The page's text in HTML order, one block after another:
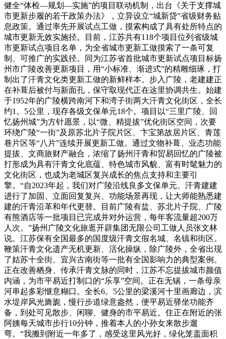
健全“体检—规划—实施”的项目联动机制，出台《关于支撑城
市更新步履的若干政策办法》，立异设立“城新贷”省级财务贴
息政策。通过率先开展试点工做，摸索构成了具有处所特点的
城市更新无效实施径。目前，江苏共有118个项目位列省级城
市更新试点项目名单，为全省城市更新工做摸索了一条可复
制、可推广的实践径。同为江苏省首批城市更新试点项目标扬
州市广陵改善更新项目，用“小标准、渐进式”的精雕细琢，打
制出了汗青文化类更新工做的新鲜样本。步入广陵，老建建正
在补葺后被付与新面孔，保守取现代正在这里协调共生。始建
于1952年的广陵横跨南河下和湾子街两大汗青文化街区，全长
约1。5公里，现存各级文保单元18个。项目以“三里广陵、回
忆扬州城”为方针愿景，以“微、精提拔”优化街区空间，次要
环绕广陵“一街”及原苏北片子院片区、卞宝第故居片区、青莲
巷片区等“八片”连续开展更新工做。通过文物补葺、业态功能
提拔、文商旅财产融合，浓缩了扬州汗青和贸易回忆的广陵被
打形成为具有汗青文化底蕴、特色城市风貌、富有时髦魅力的
文化街区，也成为老城区复兴成长的焦点支持和主要引
擎。“自2023年起，我们对广陵沿线良多文保单元、汗青建建
进行了加固、立面回复复兴、功能场景再现，让大师能熟悉建
建的汗青沿革和年代更替。目前广陵有盐、苏北片子院、广陵
有熊酒店等一批项目已完成并对外运营，每年客流量超200万
人次。”扬州广陵文化旅逛开辟集团无限公司工做人员张文林
说。江苏保有全国最多的国度级汗青文假名城、名镇和街区。
鞭策汗青文化遗产无机更新、活化操纵，除广陵外，全省出现
了姑苏十全街、宜兴古南街等一批有全国影响力的典型案例。
正在改善栖身、传承汗青文脉的同时，江苏不忘提拔城市颜值
内涵，为市平易近打制口的“乐享”空间。正在无锡，一条母亲
河串起多彩惬意糊口。全长6。5公里的梁溪河十里画廊边，滨
水堤岸风光旖旎，慢行步道绿意盎然，便平易近驿坐功能齐
备，到处可见散步、闲聊、健身的市平易近。住正在附近的张
阿姨每天城市步行10分钟，推着本人的小孙女来散步遛
弯。“我搬到附近一年多了，感受这里风光好，绿化笼盖面积